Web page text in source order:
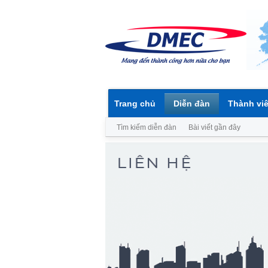
Trang chủ Diễn đàn
Tìm kiếm diễn đàn Bài viết gần đây
Thành